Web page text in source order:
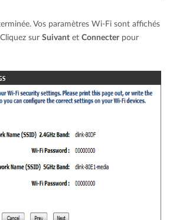
Vos paramètres Wi-Fi sont affichés
sur Suivant et Connecter pour